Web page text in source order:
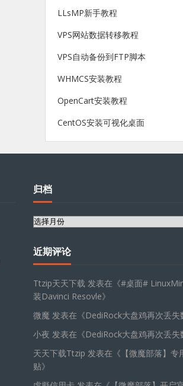
LLsMP新手教程
VPS网站数据转移教程
VPS自动备份到FTP脚本
WHMCS安装教程
OpenCart安装教程
CentOS安装可视化桌面
归档
归
近期评论
Ttzip天天下载 发表在《#桌面#
装Davinci Resovle》
微魔 发表在《DediRock大盘鸡再次丢失
小夜 发表在《DediRock大盘鸡再次丢失
天天下载Ttzip 发表在《 【微魔部落】专
贴》